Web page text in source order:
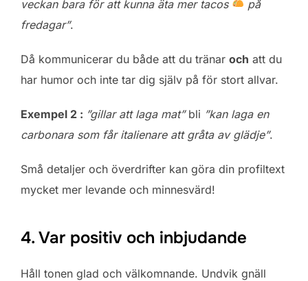
veckan bara för att kunna äta mer tacos
på
fredagar”.
Då kommunicerar du både att du tränar och att du
har humor och inte tar dig själv på för stort allvar.
Exempel 2 : ”gillar att laga mat”bli ”kan laga en
carbonara som får italienare att gråta av glädje”.
Små detaljer och överdrifter kan göra din profiltext
mycket mer levande och minnesvärd!
4. Var positiv och inbjudande
Håll tonen glad och välkomnande. Undvik gnäll